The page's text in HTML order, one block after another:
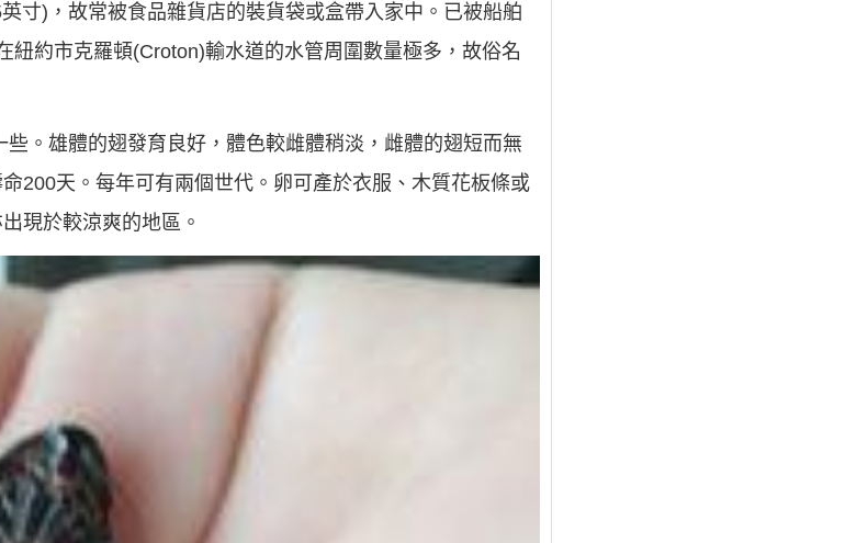
寸)，故常被食品雜貨店的裝貨袋或盒帶入家中。已被船舶
約市克羅頓(Croton)輸水道的水管周圍數量極多，故俗名
。雄體的翅發育良好，體色較雌體稍淡，雌體的翅短而無
200天。每年可有兩個世代。卵可產於衣服、木質花板條或
現於較涼爽的地區。